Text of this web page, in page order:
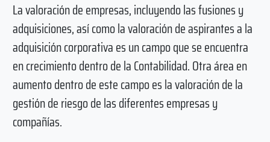
La valoración de empresas, incluyendo las fusiones y
adquisiciones, así como la valoración de aspirantes a la
adquisición corporativa es un campo que se encuentra
en crecimiento dentro de la Contabilidad. Otra área en
aumento dentro de este campo es la valoración de la
gestión de riesgo de las diferentes empresas y
compañías.